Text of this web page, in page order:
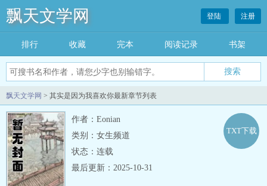
飘天文学网 登陆 注册
排行 收藏 完本 阅读记录 书架
飘天文学网 > 其实是因为我喜欢你最新章节列表
作者：Eonian
类别：女生频道
状态：连载
TXT下载
最后更新：2025-10-31